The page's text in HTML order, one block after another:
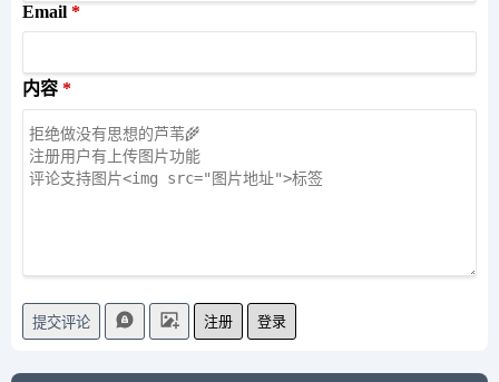
Email
内容
提交评论 注册 登录